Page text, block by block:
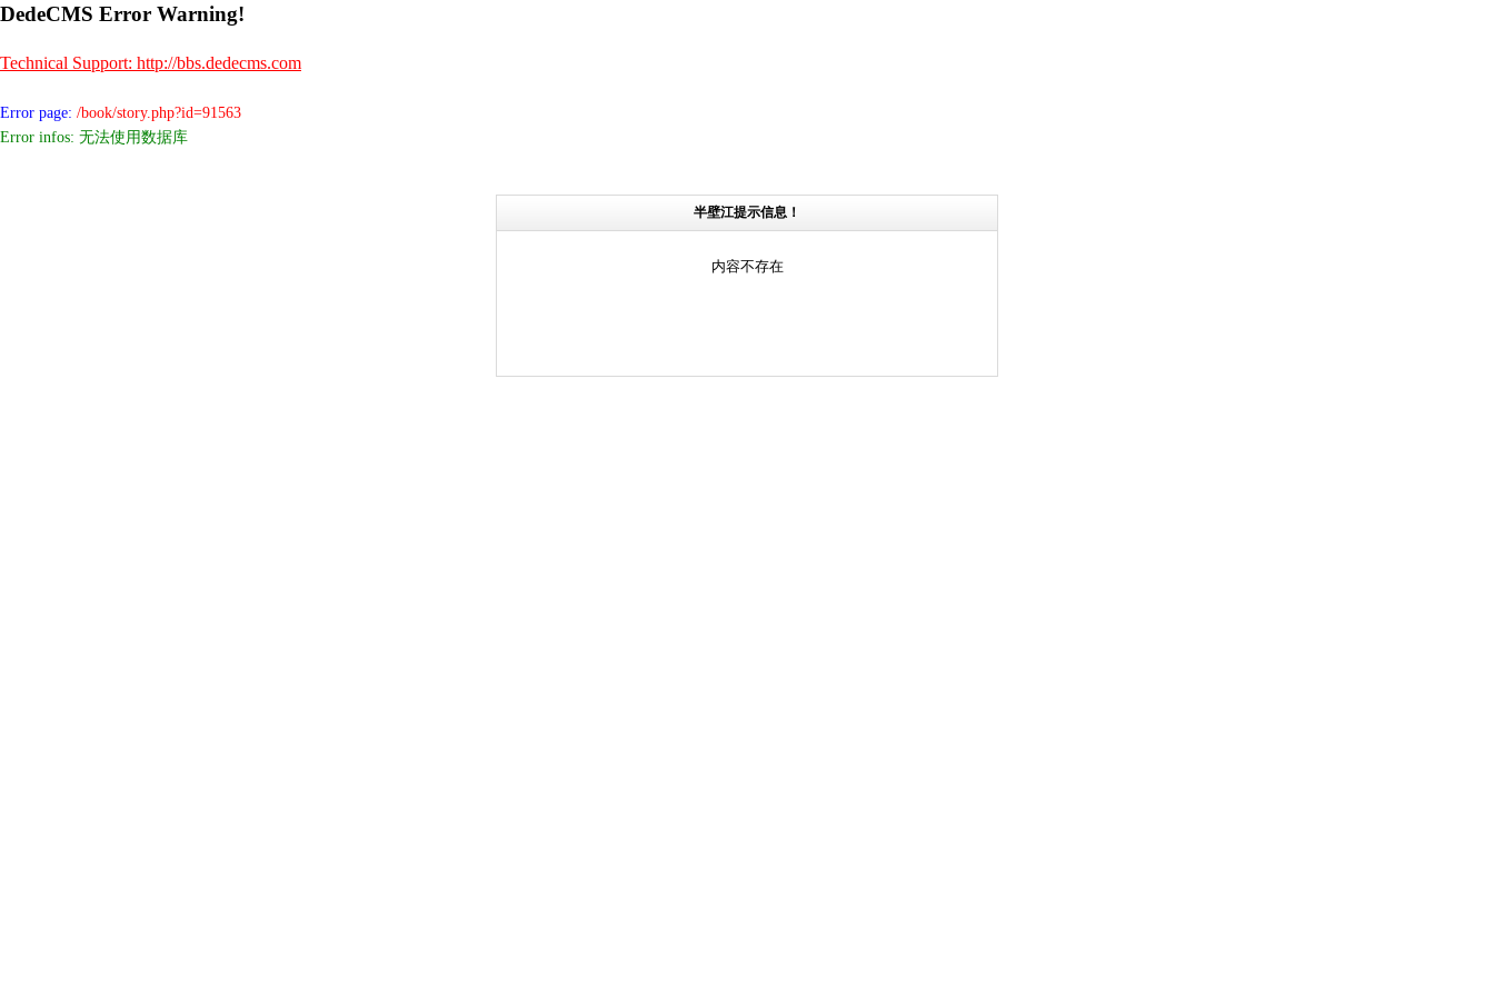
DedeCMS Error Warning!
Technical Support: http://bbs.dedecms.com
Error page: /book/story.php?id=91563
Error infos: 无法使用数据库
半壁江提示信息！
内容不存在